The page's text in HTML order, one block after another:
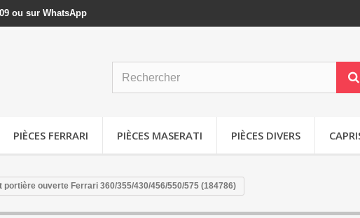
ou sur WhatsApp
PIÈCES FERRARI PIÈCES MASERATI PIÈCES DIVERS
portière ouverte Ferrari 360/355/430/456/550/575 (184786)